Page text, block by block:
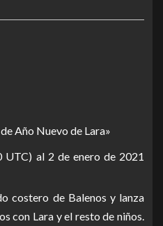
Año Nuevo de Lara»
UTC) al 2 de enero de 2021
costero de Balenos y lanza
con Lara y el resto de niños.